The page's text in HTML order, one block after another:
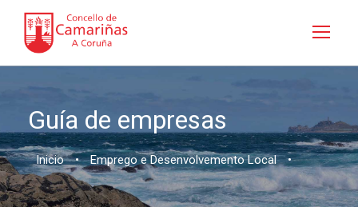
Guía de empresas
Inicio • Emprego e Desenvolvemento Local •